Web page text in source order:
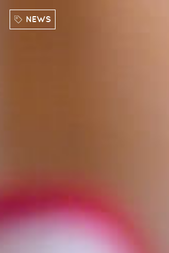
NEWS